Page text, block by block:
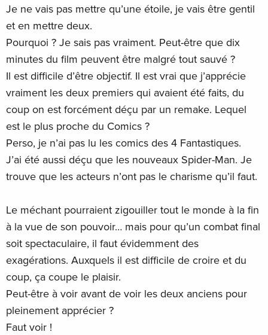
Je ne vais pas mettre qu’une étoile, je vais être gentil
et en mettre deux.
Pourquoi ? Je sais pas vraiment. Peut-être que dix
minutes du film peuvent être malgré tout sauvé ?
Il est difficile d’être objectif. Il est vrai que j’apprécie
vraiment les deux premiers qui avaient été faits, du
coup on est forcément déçu par un remake. Lequel
est le plus proche du Comics ?
Perso, je n’ai pas lu les comics des 4 Fantastiques.
J’ai été aussi déçu que les nouveaux Spider-Man. Je
trouve que les acteurs n’ont pas le charisme qu’il faut.
Le méchant pourraient zigouiller tout le monde à la fin
à la vue de son pouvoir… mais pour qu’un combat final
soit spectaculaire, il faut évidemment des
exagérations. Auxquels il est difficile de croire et du
coup, ça coupe le plaisir.
Peut-être à voir avant de voir les deux anciens pour
pleinement apprécier ?
Faut voir !